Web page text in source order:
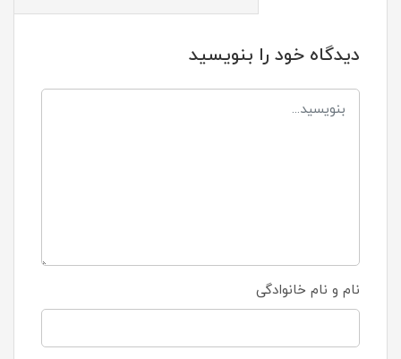
دیدگاه خود را بنویسید
نام و نام خانوادگی